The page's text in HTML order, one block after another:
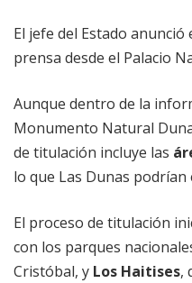
El jefe del Estado
prensa desde el Palacio
Aunque dentro de la
Monumento Natural
de titulación incluye las
lo que Las Dunas
El proceso de titulación
con los parques
Cristóbal, y Los Haitises,